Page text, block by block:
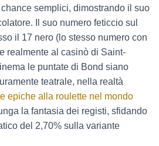
semplici, dimostrando il suo
Il suo numero feticcio sul
il 17 nero (lo stesso numero con
realmente al casinò di Saint-
le puntate di Bond siano
teatrale, nella realtà
epiche alla roulette nel mondo
la fantasia dei registi, sfidando
del 2,70% sulla variante